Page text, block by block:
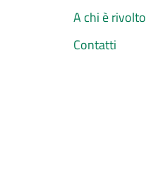
A chi è rivolto
Contatti